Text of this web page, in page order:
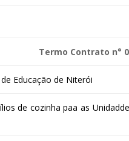
Termo Contrato n°
Educação de Niterói
de cozinha paa as